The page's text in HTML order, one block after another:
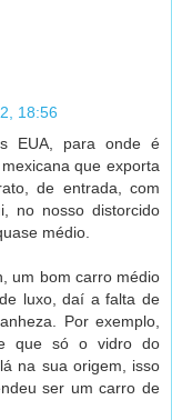
18:56
EUA, para onde é
que exporta
de entrada, com
no nosso distorcido
médio.
um bom carro médio
luxo, daí a falta de
Por exemplo,
que só o vidro do
na sua origem, isso
ser um carro de